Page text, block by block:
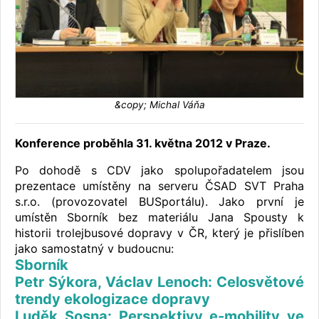
&copy; Michal Váňa
Konference proběhla 31. května 2012 v Praze.
Po dohodě s CDV jako spolupořadatelem jsou
prezentace umístěny na serveru ČSAD SVT Praha
s.r.o. (provozovatel BUSportálu). Jako první je
umístěn Sborník bez materiálu Jana Spousty k
historii trolejbusové dopravy v ČR, který je přislíben
jako samostatný v budoucnu:
Sborník
Petr Sýkora, Václav Lenoch: Celosvětové
trendy ekologizace dopravy